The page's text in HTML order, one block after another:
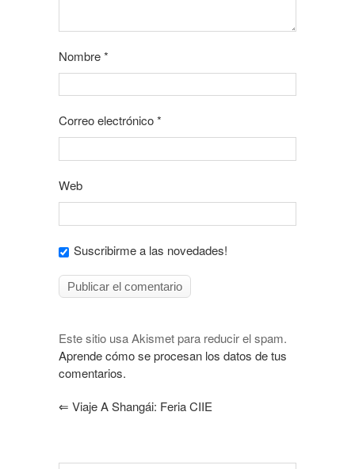
Nombre*
Correo electrónico*
Web
Suscribirme a las novedades!
Este sitio usa Akismet para reducir el spam.
Aprende cómo se procesan los datos de tus
comentarios.
⇐ Viaje A Shangái: Feria CIIE